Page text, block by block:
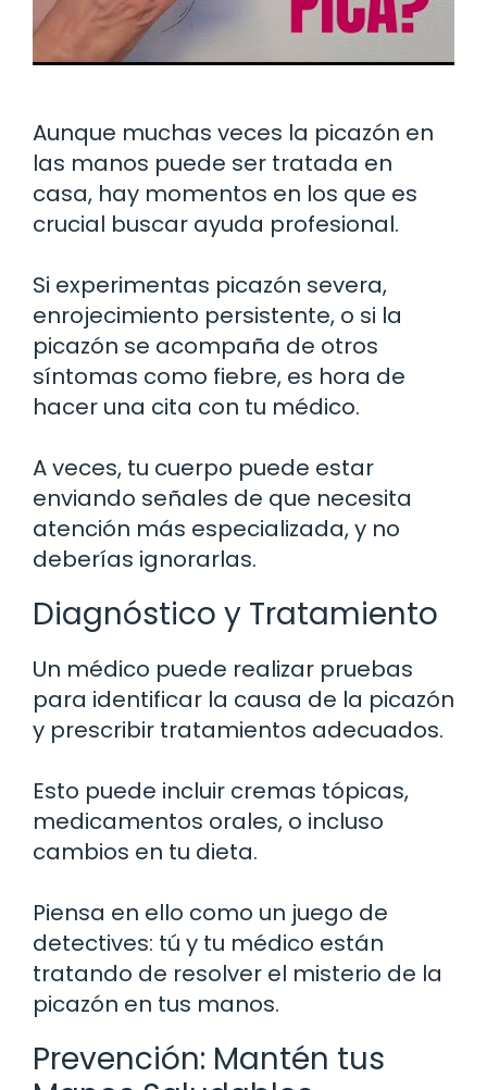
Aunque muchas veces la picazón en
las manos puede ser tratada en
casa, hay momentos en los que es
crucial buscar ayuda profesional.
Si experimentas picazón severa,
enrojecimiento persistente, o si la
picazón se acompaña de otros
síntomas como fiebre, es hora de
hacer una cita con tu médico.
A veces, tu cuerpo puede estar
enviando señales de que necesita
atención más especializada, y no
deberías ignorarlas.
Diagnóstico y Tratamiento
Un médico puede realizar pruebas
para identificar la causa de la picazón
y prescribir tratamientos adecuados.
Esto puede incluir cremas tópicas,
medicamentos orales, o incluso
cambios en tu dieta.
Piensa en ello como un juego de
detectives: tú y tu médico están
tratando de resolver el misterio de la
picazón en tus manos.
Prevención: Mantén tus